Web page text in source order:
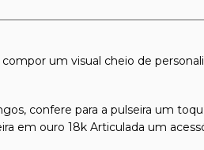
um visual cheio de
confere para a pulseira um
em ouro 18k Articulada um